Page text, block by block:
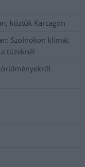
köztük Karcagon
Szolnokon klímát
tüzeknél